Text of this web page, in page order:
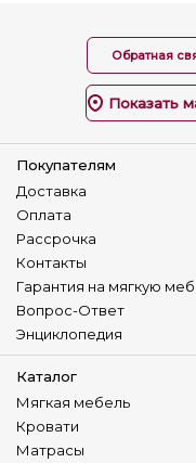
Наличие столика
Детский диван
Нет
Обратная
Показать
Покупателям
Доставка
Оплата
Рассрочка
Контакты
Гарантия на мягкую
Вопрос-Ответ
Энциклопедия
Каталог
Мягкая мебель
Кровати
Матрасы